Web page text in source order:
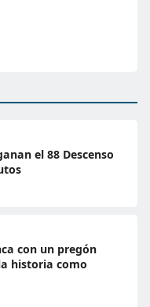
el 88 Descenso
con un pregón
historia como